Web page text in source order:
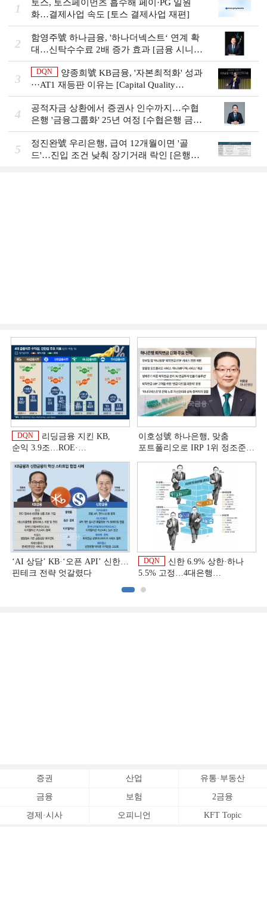
1
토스, 토스페이먼츠 흡수해 페이·PG 일원
화…결제사업 속도 [토스 결제사업 재편]
2
함영주號 하나금융, '하나더넥스트‘ 연계 확
대…신탁수수료 2배 증가 효과 [금융 시니어
비즈니스 돋보기]
3
DQN
양종희號 KB금융, '자본최적화' 성과
···AT1 재등판 이유는 [Capital Quality
Review]]
4
공적자금 상환에서 증권사 인수까지…수협
은행 '금융그룹화' 25년 여정 [수협은행 금융
그룹의 꿈①]
5
정진완號 우리은행, 급여 12개월이면 '골
드'…진입 조건 낮춰 장기거래 락인 [은행권
DQN
리딩금융 지킨 KB,
순익 3.9조…ROE·
상반기 금융 리그테이블]
이호성號 하나은행, 맞춤
포트폴리오로 IRP 1위 정조준
‘AI 상담’ KB·‘오픈 API’ 신한…
핀테크 전략 엇갈렸다
DQN
신한 6.9% 상한·하나
5.5% 고정…4대은행
증권 산업 유통·부동산
금융 보험 2금융
경제·시사 오피니언 KFT Topic